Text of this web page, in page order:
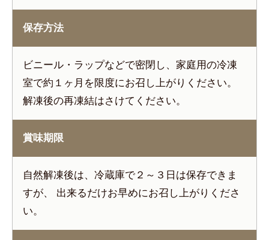
保存方法
ビニール・ラップなどで密閉し、家庭用の冷凍
室で約１ヶ月を限度にお召し上がりください。
解凍後の再凍結はさけてください。
賞味期限
自然解凍後は、冷蔵庫で２～３日は保存できま
すが、 出来るだけお早めにお召し上がりくださ
い。